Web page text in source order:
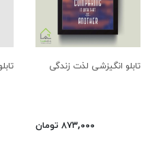
تابلو انگیزشی لذت زندگی
۸۷۳,۰۰۰ تومان